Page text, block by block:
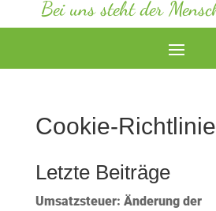
Bei uns steht der
Cookie-
Letzte Beiträge
Umsatzsteuer: Änderung der